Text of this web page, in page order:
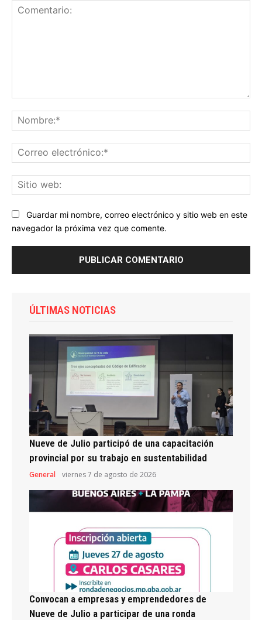
Guardar mi nombre, correo electrónico y sitio web en este
navegador la próxima vez que comente.
ÚLTIMAS NOTICIAS
Nueve de Julio participó de una capacitación
provincial por su trabajo en sustentabilidad
General viernes 7 de agosto de 2026
Convocan a empresas y emprendedores de
Nueve de Julio a participar de una ronda